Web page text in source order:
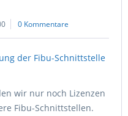
0 Kommentare
wir nur noch Lizenzen
Fibu-Schnittstellen.